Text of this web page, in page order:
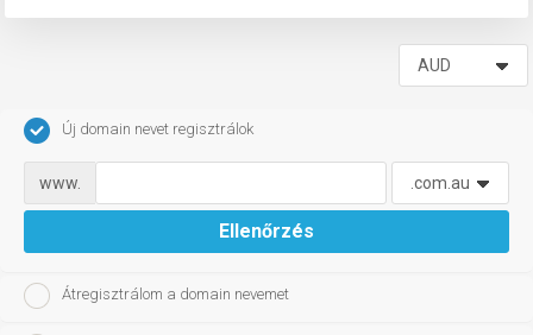
Új domain nevet regisztrálok
www.
Ellenőrzés
Átregisztrálom a domain nevemet